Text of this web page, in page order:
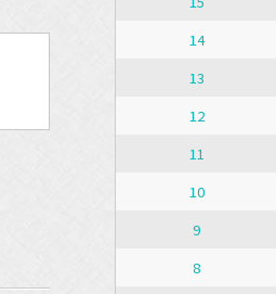
14
13
12
11
10
9
8